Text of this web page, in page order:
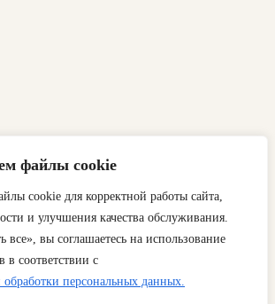
файлы cookie
cookie для корректной работы сайта,
и улучшения качества обслуживания.
вы соглашаетесь на использование
в соответствии с
персональных данных.